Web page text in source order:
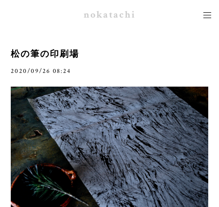
nokatachi
松の筆の印刷場
2020/09/26 08:24